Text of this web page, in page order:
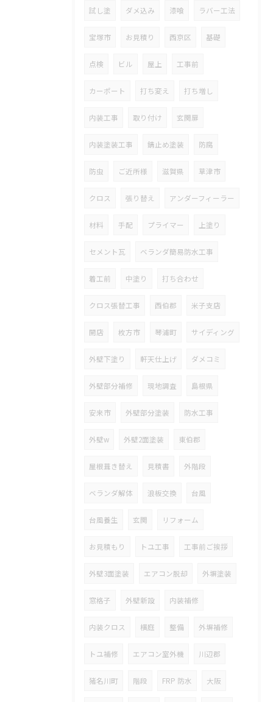
試し塗 ダメ込み 漆喰 ラバー工法
宝塚市 お見積り 西京区 基礎
点検 ビル 屋上 工事前
カーポート 打ち変え 打ち増し
内装工事 取り付け 玄関扉
内装塗装工事 錆止め塗装 防腐
防虫 ご近所様 滋賀県 草津市
クロス 張り替え アンダーフィーラー
材料 手配 プライマー 上塗り
セメント瓦 ベランダ簡易防水工事
着工前 中塗り 打ち合わせ
クロス張替工事 西伯郡 米子支店
開店 枚方市 琴浦町 サイディング
外壁下塗り 軒天仕上げ ダメコミ
外壁部分補修 現地調査 島根県
安来市 外壁部分塗装 防水工事
外壁w 外壁2面塗装 東伯郡
屋根葺き替え 見積書 外階段
ベランダ解体 浪板交換 台風
台風養生 玄関 リフォーム
お見積もり トユ工事 工事前ご挨拶
外壁3面塗装 エアコン脱却 外塀塗装
窓格子 外壁新設 内装補修
内装クロス 横庭 整備 外塀補修
トユ補修 エアコン室外機 川辺郡
猪名川町 階段 FRP 防水 大阪